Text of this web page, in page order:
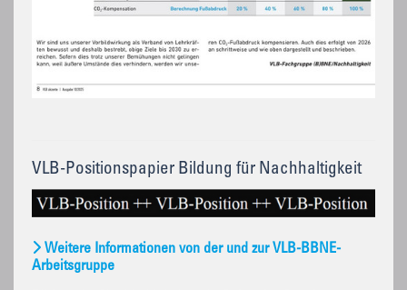
VLB-Positionspapier Bildung für Nachhaltigkeit
Weitere Informationen von der und zur VLB-BBNE-
Arbeitsgruppe